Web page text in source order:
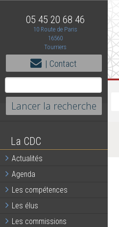
05 45 20 68 46
10 Route de Paris
16560
Tourriers
| Contact
La CDC
Actualités
Agenda
Les compétences
Les élus
Les commissions